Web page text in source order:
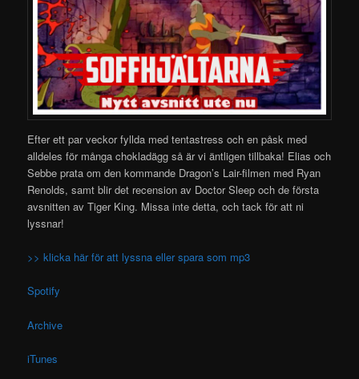
Efter ett par veckor fyllda med tentastress och en påsk med
alldeles för många chokladägg så är vi äntligen tillbaka! Elias och
Sebbe prata om den kommande Dragon’s Lair-filmen med Ryan
Renolds, samt blir det recension av Doctor Sleep och de första
avsnitten av Tiger King. Missa inte detta, och tack för att ni
lyssnar!
>> klicka här för att lyssna eller spara som mp3
Spotify
Archive
iTunes